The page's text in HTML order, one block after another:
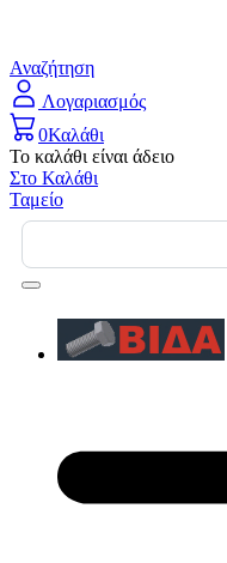
Αναζήτηση
Λογαριασμός
0Καλάθι
Το καλάθι είναι άδειο
Στο Καλάθι
Ταμείο